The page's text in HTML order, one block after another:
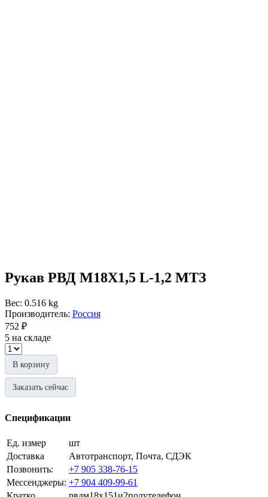
Рукав РВД М18Х1,5 L-1,2 МТЗ
Вес: 0.516 kg
Производитель: Россия
752 ₽
5 на складе
В корзину
Заказать сейчас
Спецификации
Ед. измер
шт
Доставка
Автотранспорт, Почта, СДЭК
Позвонить:
+7 905 338-76-15
Мессенджеры: +7 904 409-99-61